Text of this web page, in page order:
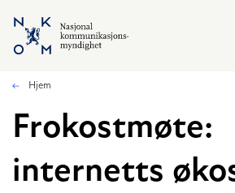
Hopp til hovedinnhold
Hjem
Frokostmøte:
internetts